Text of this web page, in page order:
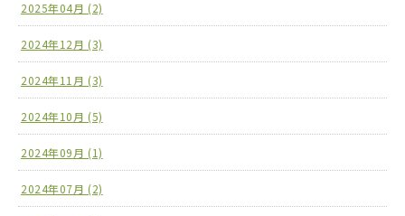
2025年04月 (2)
2024年12月 (3)
2024年11月 (3)
2024年10月 (5)
2024年09月 (1)
2024年07月 (2)